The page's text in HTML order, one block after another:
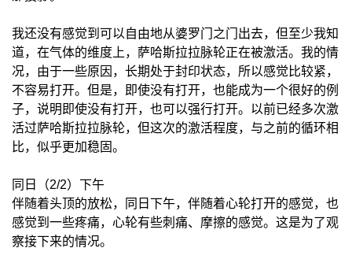
我还没有感觉到可以自由地从婆罗门之门出去，但至少我知
道，在气体的维度上，萨哈斯拉拉脉轮正在被激活。我的情
况，由于一些原因，长期处于封印状态，所以感觉比较紧，
不容易打开。但是，即使没有打开，也能成为一个很好的例
子，说明即使没有打开，也可以强行打开。以前已经多次激
活过萨哈斯拉拉脉轮，但这次的激活程度，与之前的循环相
比，似乎更加稳固。
同日（2/2）下午
伴随着头顶的放松，同日下午，伴随着心轮打开的感觉，也
感觉到一些疼痛，心轮有些刺痛、摩擦的感觉。这是为了观
察接下来的情况。